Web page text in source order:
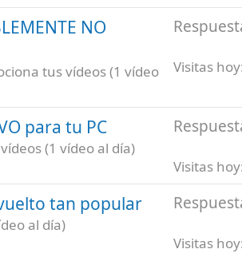
NO
tus vídeos (1 vídeo
Visitas hoy
para tu PC
(1 vídeo al día)
Visitas hoy
tan popular
al día)
Visitas hoy